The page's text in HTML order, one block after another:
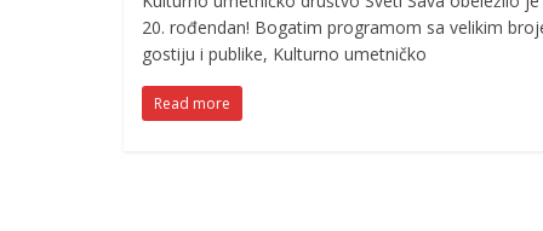
20. rođendan! Bogatim programom sa velikim
gostiju i publike, Kulturno umetničko
Read more